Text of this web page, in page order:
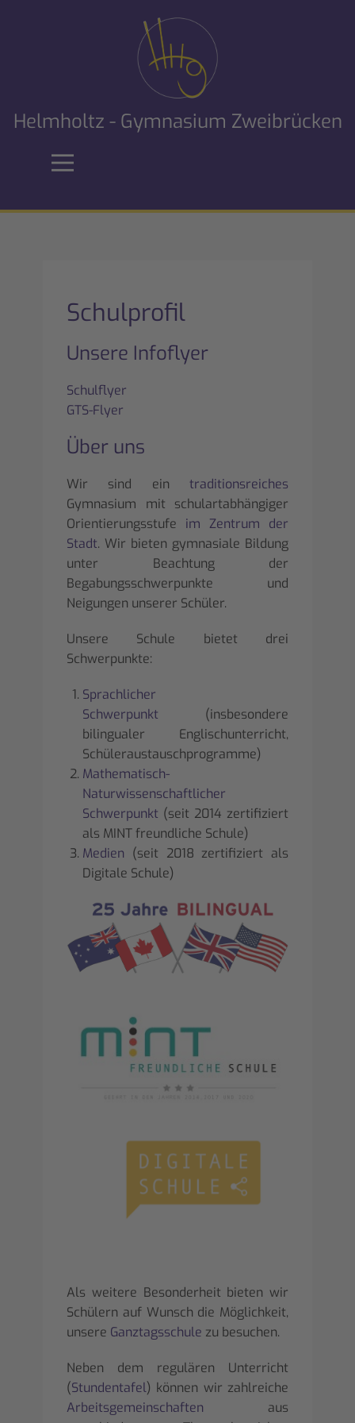
Helmholtz - Gymnasium Zweibrücken
Schulprofil
Unsere Infoflyer
Schulflyer
GTS-Flyer
Über uns
Wir sind ein traditionsreiches
Gymnasium mit schulartabhängiger
Orientierungsstufe im Zentrum der
Stadt. Wir bieten gymnasiale Bildung
unter Beachtung der
Begabungsschwerpunkte und
Neigungen unserer Schüler.
Unsere Schule bietet drei
Schwerpunkte:
Sprachlicher
Schwerpunkt (insbesondere
bilingualer Englischunterricht,
Schüleraustauschprogramme)
Mathematisch-
Naturwissenschaftlicher
Schwerpunkt (seit 2014 zertifiziert
als MINT freundliche Schule)
Medien (seit 2018 zertifiziert als
Digitale Schule)
Als weitere Besonderheit bieten wir
Schülern auf Wunsch die Möglichkeit,
unsere Ganztagsschule zu besuchen.
Neben dem regulären Unterricht
(Stundentafel) können wir zahlreiche
Arbeitsgemeinschaften aus